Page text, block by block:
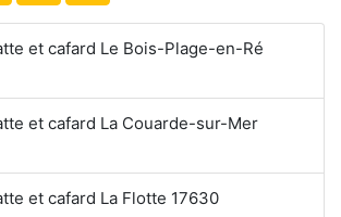
et cafard Le Bois-Plage-en-Ré
et cafard La Couarde-sur-Mer
et cafard La Flotte 17630